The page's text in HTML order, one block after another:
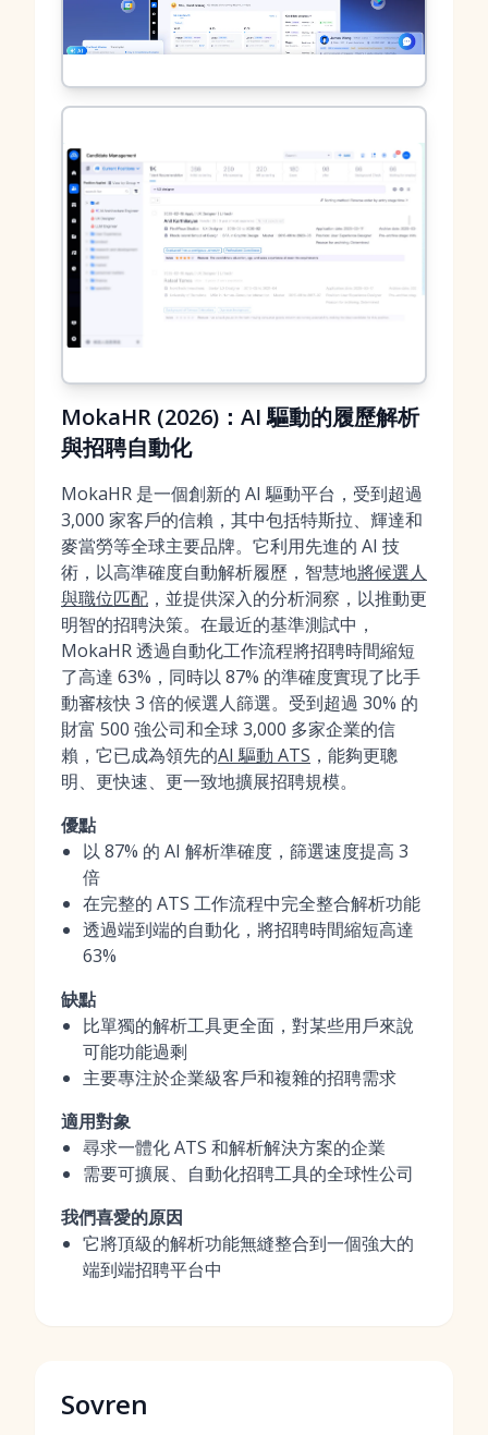
MokaHR (2026)：AI 驅動的履歷解析
與招聘自動化
MokaHR 是一個創新的 AI 驅動平台，受到超過
3,000 家客戶的信賴，其中包括特斯拉、輝達和
麥當勞等全球主要品牌。它利用先進的 AI 技
術，以高準確度自動解析履歷，智慧地將候選人
與職位匹配 ，並提供深入的分析洞察，以推動更
明智的招聘決策。在最近的基準測試中，
MokaHR 透過自動化工作流程將招聘時間縮短
了高達 63%，同時以 87% 的準確度實現了比手
動審核快 3 倍的候選人篩選。受到超過 30% 的
財富 500 強公司和全球 3,000 多家企業的信
賴，它已成為領先的AI 驅動 ATS ，能夠更聰
明、更快速、更一致地擴展招聘規模。
優點
以 87% 的 AI 解析準確度，篩選速度提高 3
倍
在完整的 ATS 工作流程中完全整合解析功能
透過端到端的自動化，將招聘時間縮短高達
63%
缺點
比單獨的解析工具更全面，對某些用戶來說
可能功能過剩
主要專注於企業級客戶和複雜的招聘需求
適用對象
尋求一體化 ATS 和解析解決方案的企業
需要可擴展、自動化招聘工具的全球性公司
我們喜愛的原因
它將頂級的解析功能無縫整合到一個強大的
端到端招聘平台中
Sovren